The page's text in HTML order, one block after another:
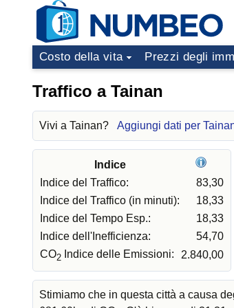
Costo della vita Prezzi degli
Traffico a Tainan
Vivi a Tainan? Aggiungi dati per
Indice
Indice del Traffico:
83,30
Indice del Traffico (in minuti):
18,33
Indice del Tempo Esp.:
18,33
Indice dell'Inefficienza:
54,70
CO2 Indice delle Emissioni: 2.840,00
Stimiamo che in questa città a causa